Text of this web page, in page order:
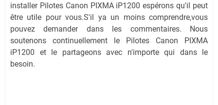
installer Pilotes Canon PIXMA iP1200 espérons qu'il peut
être utile pour vous.S'il ya un moins comprendre,vous
pouvez demander dans les commentaires. Nous
soutenons continuellement le Pilotes Canon PIXMA
iP1200 et le partageons avec n'importe qui dans le
besoin.